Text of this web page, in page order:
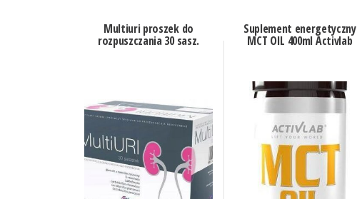
Multiuri proszek do
rozpuszczania 30 sasz.
Suplement energetyczny
MCT OIL 400ml Activlab